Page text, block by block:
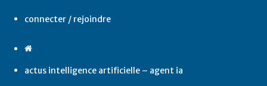
connecter / rejoindre
actus intelligence artificielle – agent ia